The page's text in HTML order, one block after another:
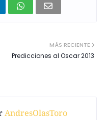
MÁS RECIENTE
Predicciones al Oscar 2013
AndresOlasToro